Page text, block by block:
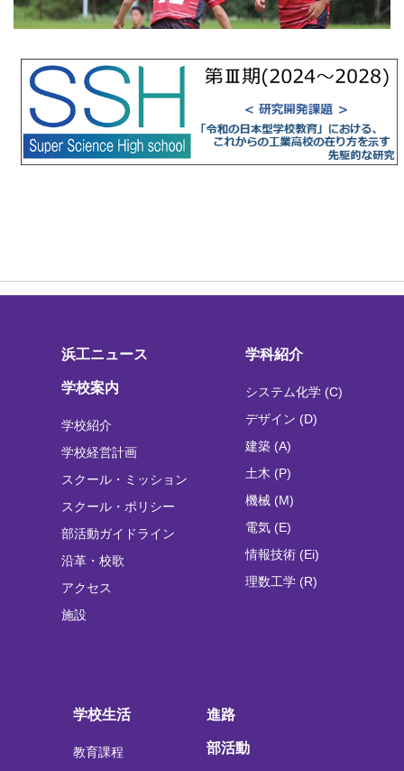
浜工ニュース
学校案内
学校紹介
学校経営計画
スクール・ミッション
スクール・ポリシー
部活動ガイドライン
沿革・校歌
アクセス
施設
学科紹介
システム化学 (C)
デザイン (D)
建築 (A)
土木 (P)
機械 (M)
電気 (E)
情報技術 (Ei)
理数工学 (R)
学校生活
教育課程
進路
部活動